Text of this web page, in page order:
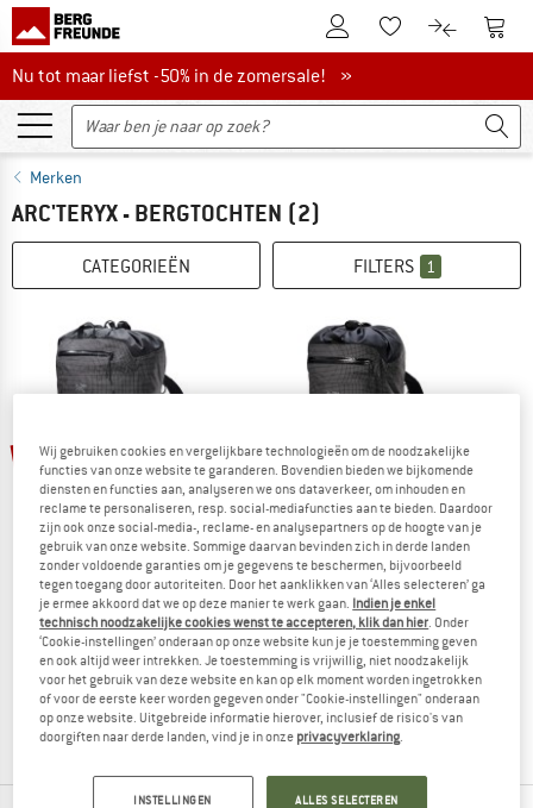
De klantenaccount
Naar deNaar de
Nu tot maar liefst -50% in de zomersale!
Nu tot maar liefst -50% in de zomersale! »
Merken
ARC'TERYX - BERGTOCHTEN (2)
CATEGORIEËN FILTERS 1
tot -21%
ARC'TERYX
Alpha FL 30 Backpack
Tourrugzak
€ 279,95vanaf € 221,16
(0)
tot -25%
ARC'TERYX
Alpha FL 20
Tourrugzak
€ 249,95vanaf € 187,46
(0)
Wij gebruiken cookies en vergelijkbare technologieën om de noodzakelijke
functies van onze website te garanderen. Bovendien bieden we bijkomende
diensten en functies aan, analyseren we ons dataverkeer, om inhouden en
reclame te personaliseren, resp. social-mediafuncties aan te bieden. Daardoor
zijn ook onze social-media-, reclame- en analysepartners op de hoogte van je
gebruik van onze website. Sommige daarvan bevinden zich in derde landen
zonder voldoende garanties om je gegevens te beschermen, bijvoorbeeld
tegen toegang door autoriteiten. Door het aanklikken van ‘Alles selecteren’ ga
je ermee akkoord dat we op deze manier te werk gaan. Indien je enkel
technisch noodzakelijke cookies wenst te accepteren, klik dan hier. Onder
‘Cookie-instellingen’ onderaan op onze website kun je je toestemming geven
en ook altijd weer intrekken. Je toestemming is vrijwillig, niet noodzakelijk
voor het gebruik van deze website en kan op elk moment worden ingetrokken
of voor de eerste keer worden gegeven onder "Cookie-instellingen" onderaan
op onze website. Uitgebreide informatie hierover, inclusief de risico's van
doorgiften naar derde landen, vind je in onze privacyverklaring.
INSTELLINGEN ALLES SELECTEREN